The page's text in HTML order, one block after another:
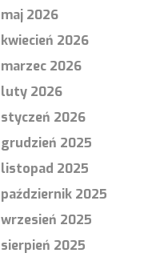
maj 2026
kwiecień 2026
marzec 2026
luty 2026
styczeń 2026
grudzień 2025
listopad 2025
październik 2025
wrzesień 2025
sierpień 2025